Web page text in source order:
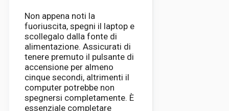
Non appena noti la
fuoriuscita, spegni il laptop e
scollegalo dalla fonte di
alimentazione. Assicurati di
tenere premuto il pulsante di
accensione per almeno
cinque secondi, altrimenti il ​​
computer potrebbe non
spegnersi completamente. È
essenziale completare